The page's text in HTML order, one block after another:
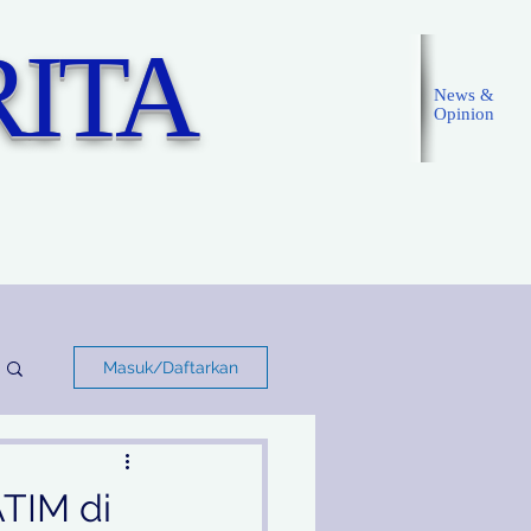
News &
Opinion
Masuk/Daftarkan
di